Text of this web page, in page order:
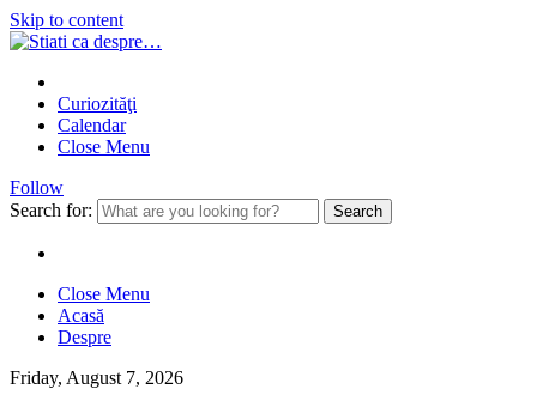
Skip to content
Curiozităţi
Calendar
Close Menu
Follow
Search for:
Close Menu
Acasă
Despre
Friday, August 7, 2026